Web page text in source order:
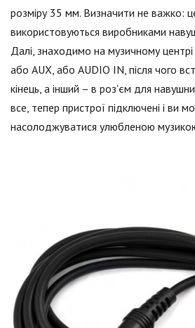
розміру 35 мм. Визначити не важко:
використовуються виробниками
Далі, знаходимо на музичному
або AUX, або AUDIO IN, після чого
кінець, а інший – в роз'єм для
все, тепер пристрої підключені і ви
насолоджуватися улюбленою музикою